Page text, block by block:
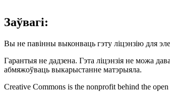
Заўвагі:
Вы не павінны выконваць гэту ліцэнзію для
Гарантыя не дадзена. Гэта ліцэнзія не можа
абмяжоўваць выкарыстанне матэрыяла.
Creative Commons is the nonprofit behind the